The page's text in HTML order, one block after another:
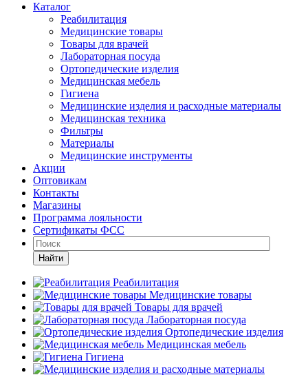
Каталог
Реабилитация
Медицинские товары
Товары для врачей
Лабораторная посуда
Ортопедические изделия
Медицинская мебель
Гигиена
Медицинские изделия и расходные материалы
Медицинская техника
Фильтры
Материалы
Медицинские инструменты
Акции
Оптовикам
Контакты
Магазины
Программа лояльности
Сертификаты ФСС
Найти
Реабилитация
Медицинские товары
Товары для врачей
Лабораторная посуда
Ортопедические изделия
Медицинская мебель
Гигиена